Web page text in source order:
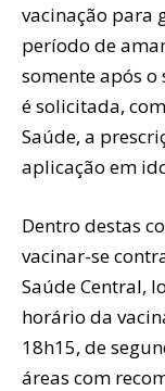
vacinação para
período de
somente após o
é solicitada,
Saúde, a
aplicação em
Dentro destas
vacinar-se
Saúde Central,
horário da
18h15, de
áreas com